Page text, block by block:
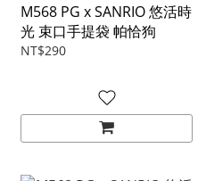
M568 PG x SANRIO 悠活時
光 束口手提袋 帕恰狗
NT$290